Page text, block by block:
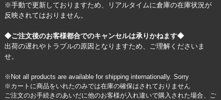
※手動で更新しておりますため、リアルタイムに倉庫の在庫状況が
反映されてはおりません。
◆ご注文後のお客様都合でのキャンセルは承りかねます◆
出荷の遅れやトラブルの原因となりますため、ご理解くださいま
せ。
※Not all products are available for shipping internationally. Sorry
※カートに商品をいれたのみでは在庫の確保はされておりません
ご注文のお手続きのあいだに他のお客様が入れ違いで購入された場合、ご